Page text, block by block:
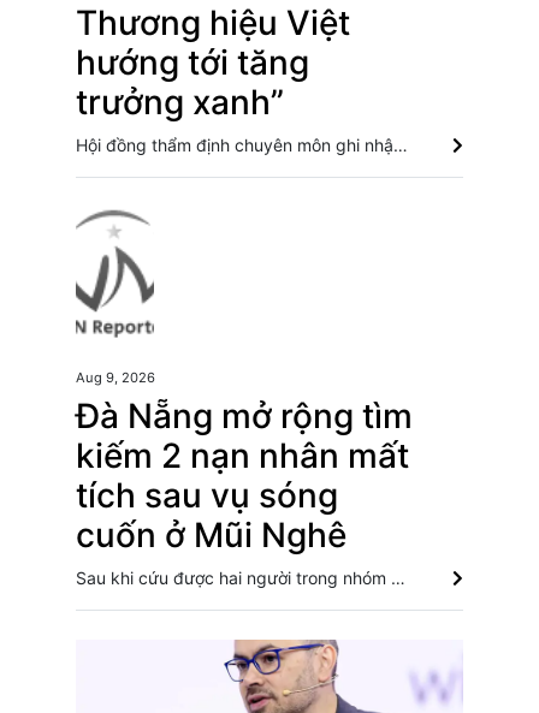
Thương hiệu Việt
hướng tới tăng
trưởng xanh”
Hội đồng thẩm định chuyên môn ghi nhận và vinh danh Vietjet dựa trên các tiêu chí về giảm phát thải, tối ưu tài nguyên, chiến lược ESG, chuyển đổi xanh và hiệu quả triển khai phát triển bền vững. Vietjet được vinh danh với giải thưởng Hàng không Hybrid hàng đầu tại Hàn Quốc Vietjet bứt phá với mạng bay quốc tế, đội tàu đặt hàng hơn 600 máy bay Vietjet Air sắp khai thác trở lại 5 đường bay đến Đà Lạt từ tháng Tám
Aug 9, 2026
Đà Nẵng mở rộng tìm
kiếm 2 nạn nhân mất
tích sau vụ sóng
cuốn ở Mũi Nghê
Sau khi cứu được hai người trong nhóm bị sóng cuốn tại Mũi Nghê, lực lượng chức năng Đà Nẵng tiếp tục huy động phương tiện, mở rộng khu vực tìm kiếm hai nạn nhân còn mất tích. Đà Nẵng: Cứu sống 2 trong 4 du khách mất tích tại Mũi Nghê Đà Nẵng: Khẩn trương tìm kiếm 3 người bị sóng cuốn mất tích tại bán đảo Sơn Trà Đà Nẵng: Sóng cuốn 4 người tại Mũi Nghê, 3 người mất tích